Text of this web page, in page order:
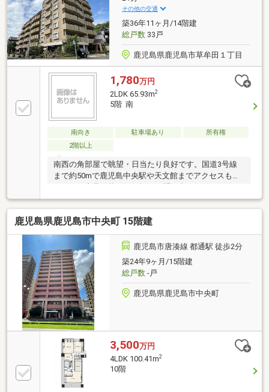
その他の交通
築36年11ヶ月/14階建
総戸数33戸
鹿児島県鹿児島市草牟田１丁目
1,780万円
2LDK 65.93m2
5階 南
南向き 駐車場あり
所有権
2階以上
南西の角部屋で眺望・日当たり良好です。国道3号線
まで約50mで鹿児島中央駅や天文館までアクセスも良
鹿児島県鹿児島市中央町 15階建
鹿児島市唐湊線 都通駅 徒歩2分
築24年9ヶ月/15階建
総戸数-戸
鹿児島県鹿児島市中央町
3,500万円
4LDK 100.41m2
10階